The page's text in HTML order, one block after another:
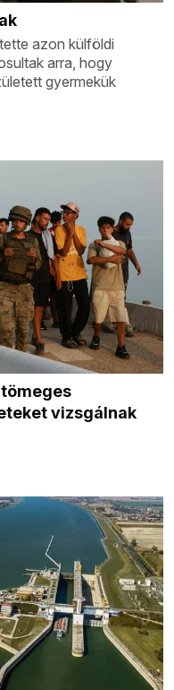
azon külföldi
arra, hogy
gyermekük
vizsgálnak